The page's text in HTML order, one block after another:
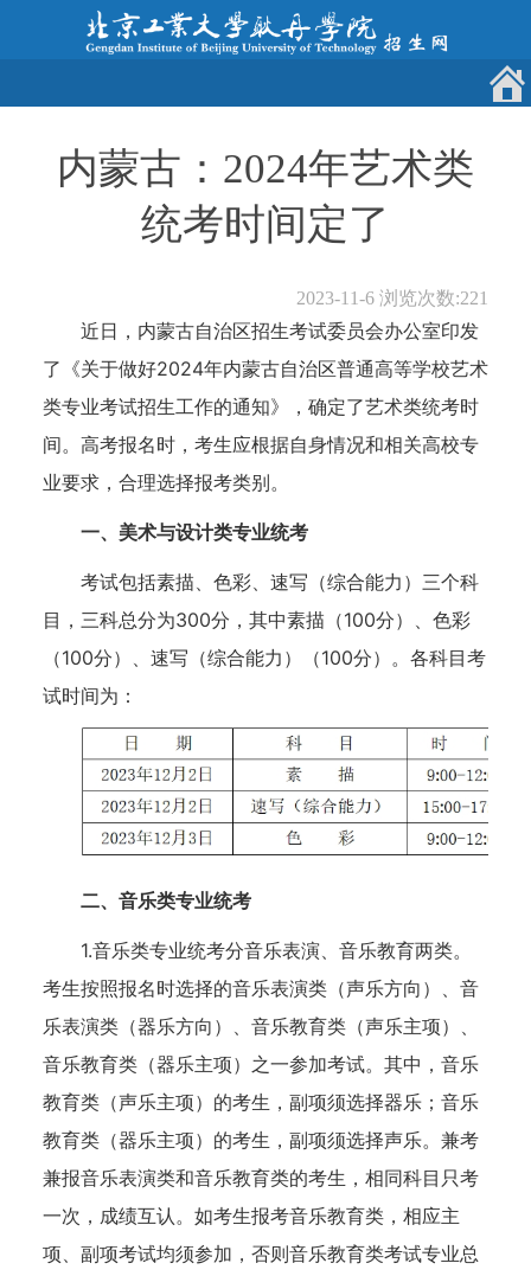
内蒙古：2024年艺术类
统考时间定了
2023-11-6浏览次数:221
近日，内蒙古自治区招生考试委员会办公室印发
了《关于做好2024年内蒙古自治区普通高等学校艺术
类专业考试招生工作的通知》，确定了艺术类统考时
间。高考报名时，考生应根据自身情况和相关高校专
业要求，合理选择报考类别。
一、美术与设计类专业统考
考试包括素描、色彩、速写（综合能力）三个科
目，三科总分为300分，其中素描（100分）、色彩
（100分）、速写（综合能力）（100分）。各科目考
试时间为：
二、音乐类专业统考
1.音乐类专业统考分音乐表演、音乐教育两类。
考生按照报名时选择的音乐表演类（声乐方向）、音
乐表演类（器乐方向）、音乐教育类（声乐主项）、
音乐教育类（器乐主项）之一参加考试。其中，音乐
教育类（声乐主项）的考生，副项须选择器乐；音乐
教育类（器乐主项）的考生，副项须选择声乐。兼考
兼报音乐表演类和音乐教育类的考生，相同科目只考
一次，成绩互认。如考生报考音乐教育类，相应主
项、副项考试均须参加，否则音乐教育类考试专业总